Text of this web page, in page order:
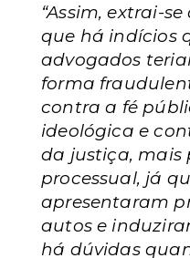
“Assim, extrai-
que há indícios
advogados
forma
contra a fé
ideológica e
da justiça, mais
processual, já
apresentaram
autos e
há dúvidas